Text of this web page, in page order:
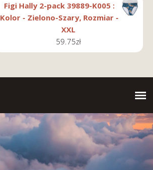
Figi Hally 2-pack 39889-K005 :
Kolor - Zielono-Szary, Rozmiar -
XXL
59.75zł